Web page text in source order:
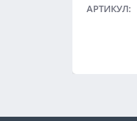
АРТИКУЛ: